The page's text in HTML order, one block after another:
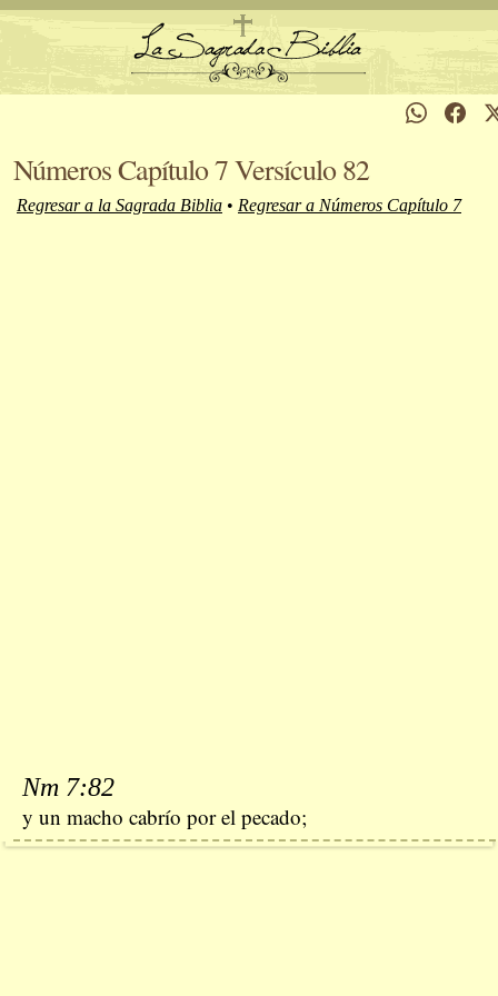
Números Capítulo 7 Versículo 82
Regresar a la Sagrada Biblia • Regresar a Números Capítulo 7
Nm 7:82
y un macho cabrío por el pecado;